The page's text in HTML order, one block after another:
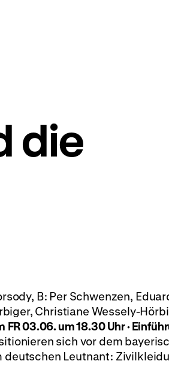
die
B: Per Schwenzen,
Christiane Wessely-
FR 03.06. um 18.30 Uhr·
sich vor dem
Leutnant: